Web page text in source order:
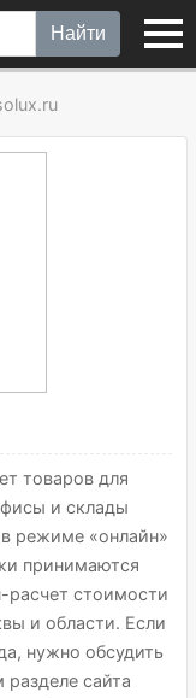
Найти
товаров для
и склады
режиме «онлайн»
принимаются
расчет стоимости
и области. Если
нужно обсудить
сайта